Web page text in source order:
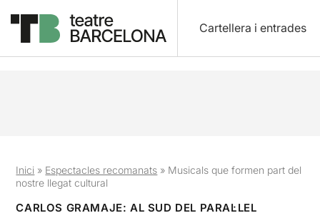
Cartellera i entrades
Inici » Espectacles recomanats » Musicals que formen part del
nostre llegat cultural
CARLOS GRAMAJE: AL SUD DEL PARAL·LEL